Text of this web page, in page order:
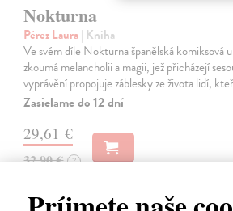
Nokturna
Pérez Laura| Kniha
Ve svém díle Nokturna španělská komiksová
zkoumá melancholii a magii, jež přicházejí
vyprávění propojuje záblesky ze života lidí,
Zasielame do 12 dní
29,61 €
32,90 € ?